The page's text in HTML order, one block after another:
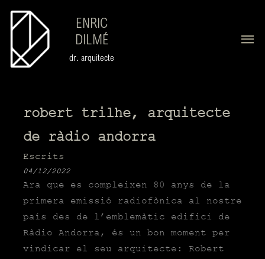
ENRIC
DILMÉ
dr. arquitecte
robert trilhe, arquitecte
de ràdio andorra
Escrits
04/12/2022
Ara que es compleixen 80 anys de la
primera emissió radiofònica al nostre
país des de l’emblemàtic edifici de
Ràdio Andorra, és un bon moment per
vindicar el seu arquitecte: Robert